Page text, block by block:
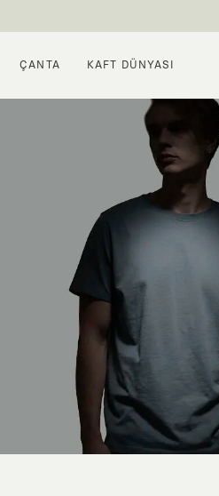
ÇANTA KAFT DÜNYASI